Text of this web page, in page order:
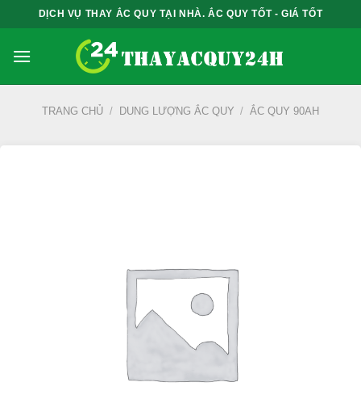
qua
nội
DỊCH VỤ THAY ẮC QUY TẠI NHÀ. ẮC QUY TỐT - GIÁ TỐT
TRANG CHỦ / DUNG LƯỢNG ẮC QUY / ẮC QUY 90AH